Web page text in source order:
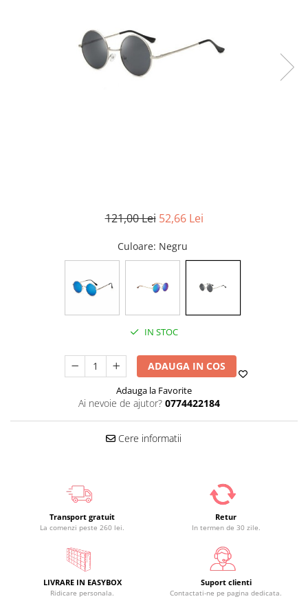
121,00 Lei 52,66 Lei
Culoare: Negru
IN STOC
ADAUGA IN COS
Adauga la Favorite
Ai nevoie de ajutor? 0774422184
Cere informatii
Transport gratuit
La comenzi peste 260 lei.
Retur
In termen de 30 zile.
LIVRARE IN EASYBOX
Ridicare personala.
Suport clienti
Contactati-ne pe pagina dedicata.